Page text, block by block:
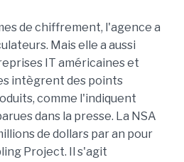
de chiffrement, l'agence a
Mais elle a aussi
IT américaines et
intègrent des points
comme l'indiquent
dans la presse. La NSA
de dollars par an pour
Project. Il s'agit